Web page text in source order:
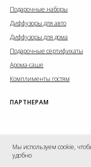
Подарочные наборы
Диффузоры для авто
Диффузоры для дома
Подарочные сертификаты
Арома-саше
Комплименты гостям
ПАРТНЕРАМ
Мы используем cookie,
удобно